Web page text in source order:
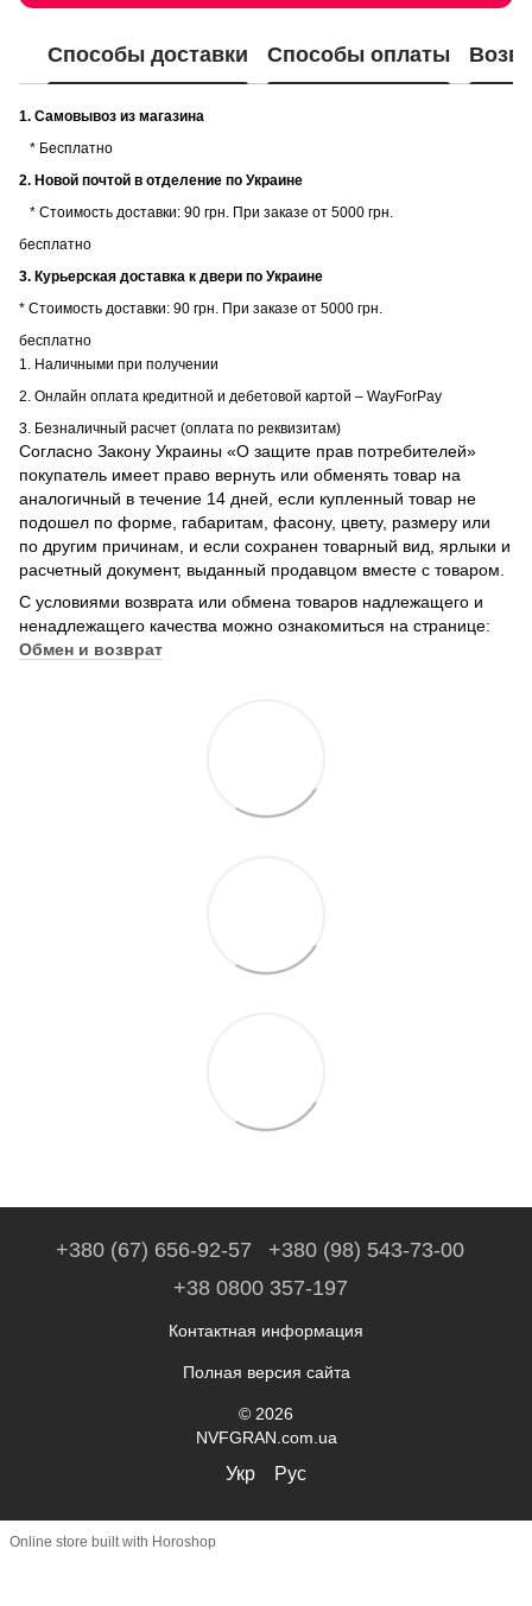
Способы доставки Способы оплаты
1. Самовывоз из магазина
* Бесплатно
2. Новой почтой в отделение по Украине
* Стоимость доставки: 90 грн. При заказе от 5000 грн.
бесплатно
3. Курьерская доставка к двери по Украине
* Стоимость доставки: 90 грн. При заказе от 5000 грн.
бесплатно
1. Наличными при получении
2. Онлайн оплата кредитной и дебетовой картой – WayForPay
3. Безналичный расчет (оплата по реквизитам)
Согласно Закону Украины «О защите прав потребителей»
покупатель имеет право вернуть или обменять товар на
аналогичный в течение 14 дней, если купленный товар не
подошел по форме, габаритам, фасону, цвету, размеру или
по другим причинам, и если сохранен товарный вид, ярлыки и
расчетный документ, выданный продавцом вместе с товаром.
С условиями возврата или обмена товаров надлежащего и
ненадлежащего качества можно ознакомиться на странице:
Обмен и возврат
+380 (67) 656-92-57
+380 (98) 543-73-00
+38 0800 357-197
Контактная информация
Полная версия сайта
© 2026
NVFGRAN.com.ua
Укр Рус
Online store built with Horoshop